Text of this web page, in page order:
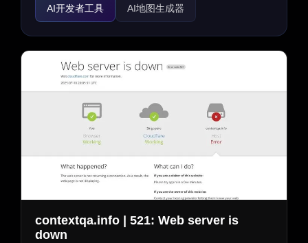
AI地图生成器
AI DevOps助手 AI着陆页构建器
AI网站构建器 无代码/低代码
代码解释 AI代码生成器 AI代码重构
AI监控与报告构建器 AI数据挖掘
AI日志管理 AI SQL查询构建器
AI测试与质量保证 AI API设计
AI开发者文档
AI开发者工具
AI搜索引擎 网页抓取
AI应用构建器 AI浏览器构建器
contextqa.info | 521: Web server is
down